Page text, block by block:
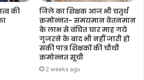
की
जिले का शिक्षक आज भी चतुर्थ
क्रमोन्नत- समयमान वेतनमान
के लाभ से वंचित चार माह गये
गुजरने के बाद भी नहीं जारी हो
सकी पात्र शिक्षकों की चौथी
क्रमोन्नत सूची
2 weeks ago